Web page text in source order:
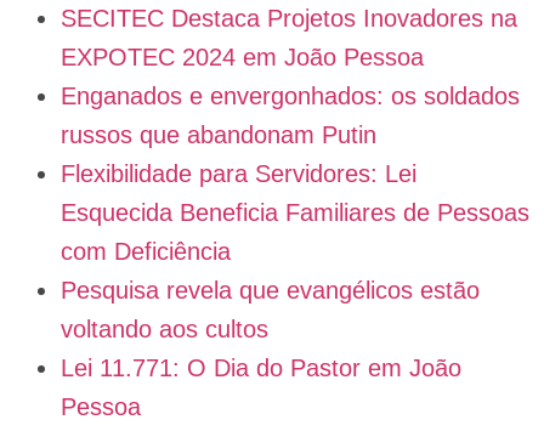
SECITEC Destaca Projetos Inovadores na
EXPOTEC 2024 em João Pessoa
Enganados e envergonhados: os soldados
russos que abandonam Putin
Flexibilidade para Servidores: Lei
Esquecida Beneficia Familiares de Pessoas
com Deficiência
Pesquisa revela que evangélicos estão
voltando aos cultos
Lei 11.771: O Dia do Pastor em João
Pessoa